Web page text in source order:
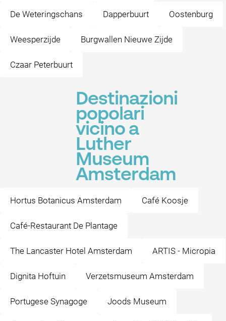
De Weteringschans Dapperbuurt Oostenburg
Weesperzijde Burgwallen Nieuwe Zijde
Czaar Peterbuurt
Destinazioni
popolari
vicino a
Luther
Museum
Amsterdam
Hortus Botanicus Amsterdam Café Koosje
Café-Restaurant De Plantage
The Lancaster Hotel Amsterdam ARTIS - Micropia
Dignita Hoftuin Verzetsmuseum Amsterdam
Portugese Synagoge Joods Museum